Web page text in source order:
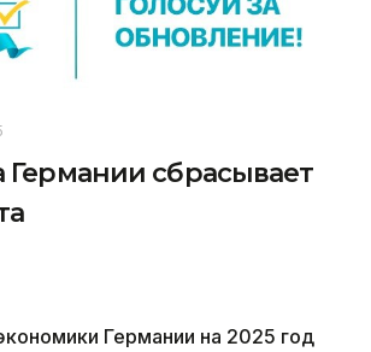
сбрасывает
Германии на 2025 год